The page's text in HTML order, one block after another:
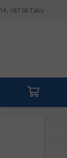
187 66 Täby